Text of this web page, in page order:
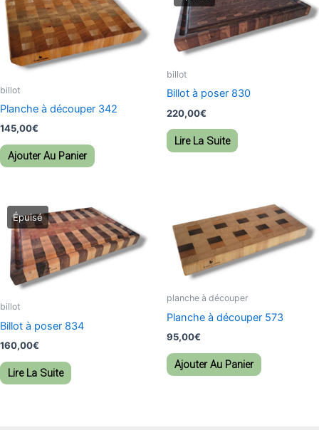
billot
Planche à découper 342
145,00€
Ajouter Au Panier
billot
Billot à poser 830
220,00€
Lire La Suite
billot
Billot à poser 834
160,00€
Lire La Suite
planche à découper
Planche à découper 573
95,00€
Ajouter Au Panier